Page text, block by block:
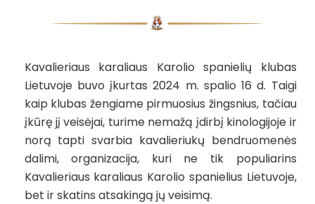
Kavalieriaus karaliaus Karolio spanielių klubas
Lietuvoje buvo įkurtas 2024 m. spalio 16 d. Taigi
kaip klubas žengiame pirmuosius žingsnius, tačiau
įkūrę jį veisėjai, turime nemažą įdirbį kinologijoje ir
norą tapti svarbia kavalieriukų bendruomenės
dalimi, organizacija, kuri ne tik populiarins
Kavalieriaus karaliaus Karolio spanielius Lietuvoje,
bet ir skatins atsakingą jų veisimą.